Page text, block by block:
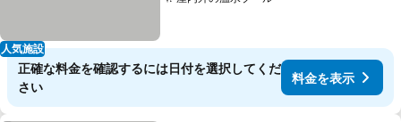
人気施設
正確な料金を確認するには日付を選択してくだ
さい
料金を表示